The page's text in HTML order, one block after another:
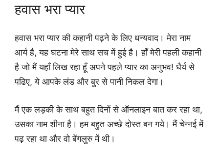
हवास भरा प्यार
हवास भरा प्यार की कहानी पढ़ने के लिए धन्यवाद। मेरा नाम
आर्य है, यह घटना मेरे साथ सच में हुई है। हाँ मेरी पहली कहानी
है जो मैं यहाँ लिख रहा हूँ अपने पहले प्यार का अनुभव! धैर्य से
पढिए, ये आपके लंड और बुर से पानी निकल देगा।
मैं एक लड़की के साथ बहुत दिनों से ऑनलाइन बात कर रहा था,
उसका नाम शीना है। हम बहुत अच्छे दोस्त बन गये। मैं चेन्नई में
पढ़ रहा था और वो बेंगलुरु में थी।